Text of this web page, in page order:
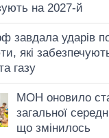
на 2027-й
завдала ударів
які
газу
МОН оновило
загальної
що змінилось